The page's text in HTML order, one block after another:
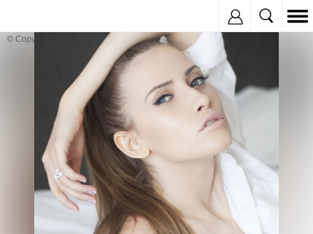
© Copyright: